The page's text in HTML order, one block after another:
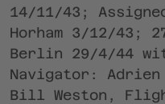
14/11/43;
Horham 3/12/43;
Berlin 29/4/44
Navigator: Adrien
Bill Weston,